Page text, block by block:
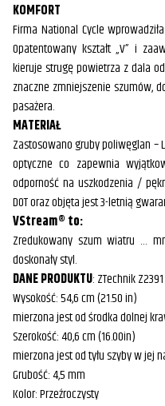
KOMFORT
Firma National Cycle
Opatentowany kształt „V” i
kieruje strugę powietrza z dala
znaczne zmniejszenie szumów,
pasażera.
MATERIAŁ
Zastosowano gruby poliwęglan –
optyczne co zapewnia
odporność na uszkodzenia /
DOT oraz objęta jest 3-letnią
VStream® to:
Zredukowany szum wiatru …
doskonały styl.
DANE PRODUKTU: ZTechnik Z2391
Wysokość: 54,6 cm (21.50 in)
mierzona jest od środka dolnej
Szerokość: 40,6 cm (16.00in)
mierzona jest od tyłu szyby w jej
Grubość: 4,5 mm
Kolor: Przeźroczysty